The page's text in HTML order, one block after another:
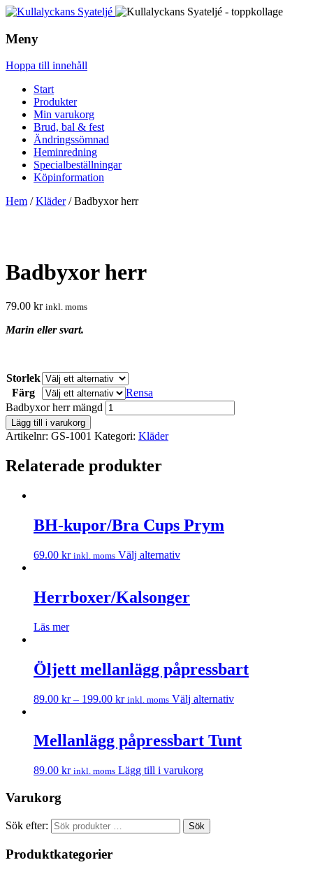
Meny
Hoppa till innehåll
Start
Produkter
Min varukorg
Brud, bal & fest
Ändringssömnad
Heminredning
Specialbeställningar
Köpinformation
Hem /Kläder/ Badbyxor herr
Badbyxor herr
79.00 kr inkl. moms
Marin eller svart.
Storlek
Färg
Rensa
Badbyxor herr mängd
Lägg till i varukorg
Artikelnr: GS-1001 Kategori: Kläder
Relaterade produkter
BH-kupor/Bra Cups Prym
69.00 kr inkl. moms Välj alternativ
Herrboxer/Kalsonger
Läs mer
Öljett mellanlägg påpressbart
89.00 kr– 199.00 kr inkl. moms Välj alternativ
Mellanlägg påpressbart Tunt
89.00 kr inkl. moms Lägg till i varukorg
Varukorg
Sök efter: Sök
Produktkategorier